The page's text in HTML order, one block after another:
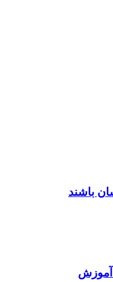
باشند
آموزش